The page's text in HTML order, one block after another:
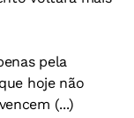
pela
hoje não
(...)